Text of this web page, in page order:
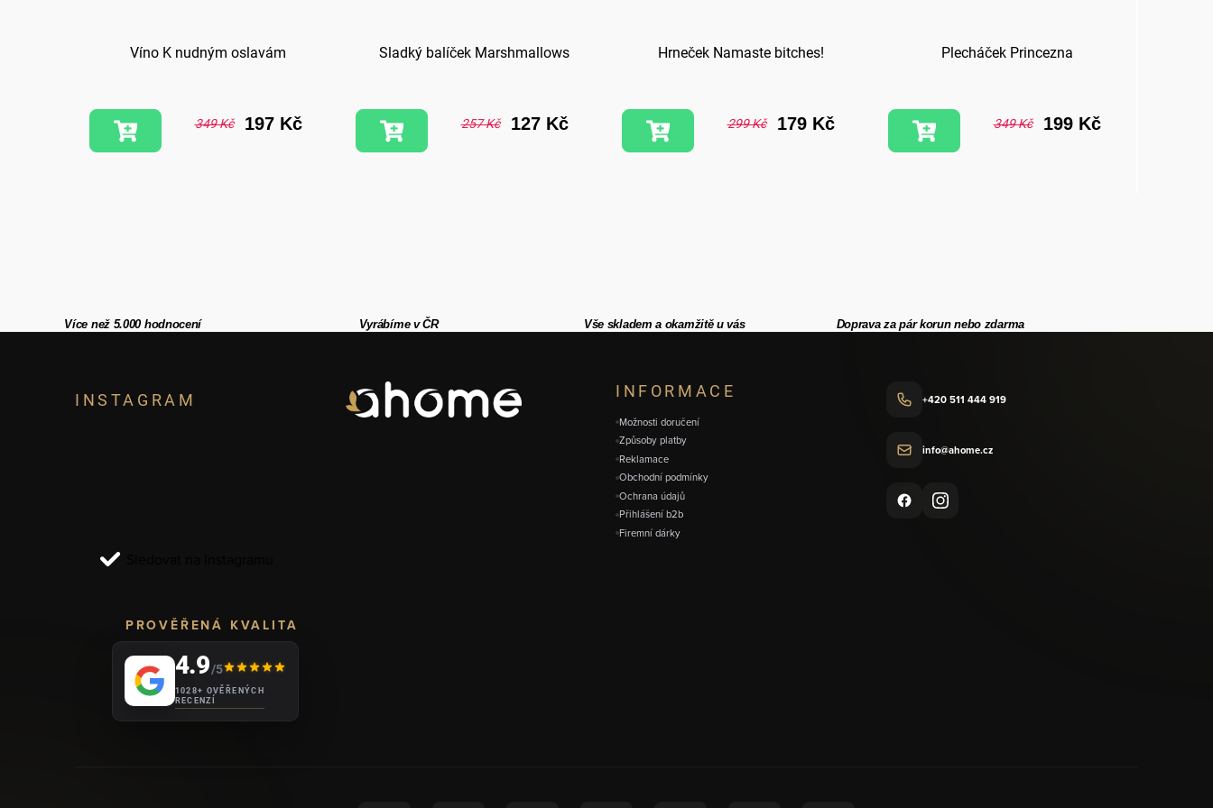
Víno K nudným oslavám
349 Kč 197 Kč
Sladký balíček Marshmallows
257 Kč 127 Kč
Hrneček Namaste bitches!
299 Kč 179 Kč
Plecháček Princezna
349 Kč 199 Kč
Více než 5.000 hodnocení Vyrábíme v ČR Vše skladem a okamžitě u vás Doprava za pár korun nebo zdarma
INSTAGRAM INFORMACE
Možnosti doručení
Způsoby platby
Reklamace
Obchodní podmínky
Ochrana údajů
Přihlášení b2b
Firemní dárky
+420 511 444 919
info@ahome.cz
PROVĚŘENÁ KVALITA
4.9/5
1028+ OVĚŘENÝCH
RECENZÍ